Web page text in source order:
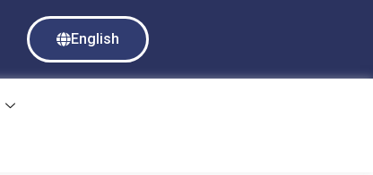
English